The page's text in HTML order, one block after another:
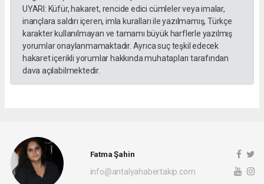
UYARI: Küfür, hakaret, rencide edici cümleler veya imalar,
inançlara saldırı içeren, imla kuralları ile yazılmamış, Türkçe
karakter kullanılmayan ve tamamı büyük harflerle yazılmış
yorumlar onaylanmamaktadır. Ayrıca suç teşkil edecek
hakaret içerikli yorumlar hakkında muhatapları tarafından
dava açılabilmektedir.
Fatma Şahin
info@antalyahabertakip.com